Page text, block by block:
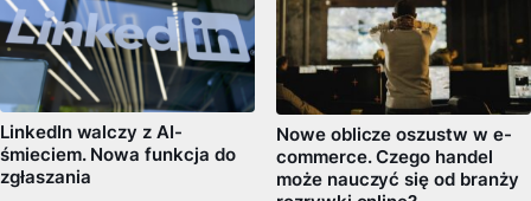
LinkedIn walczy z AI-
śmieciem. Nowa funkcja do
zgłaszania
Nowe oblicze oszustw w e-
commerce. Czego handel
może nauczyć się od branży